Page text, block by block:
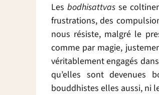
Lesbodhisattvas se
frustrations, des
nous résiste, malgré le
comme par magie,
véritablement engagés
qu’elles sont devenues
bouddhistes elles aussi, ni